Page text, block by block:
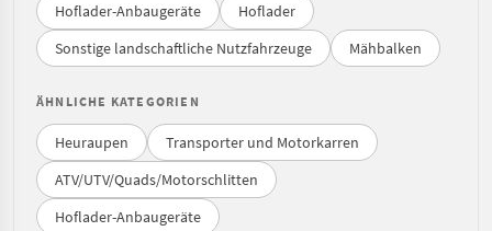
Hoflader-Anbaugeräte
Hoflader
Sonstige landschaftliche Nutzfahrzeuge
Mähbalken
ÄHNLICHE KATEGORIEN
Heuraupen
Transporter und Motorkarren
ATV/UTV/Quads/Motorschlitten
Hoflader-Anbaugeräte